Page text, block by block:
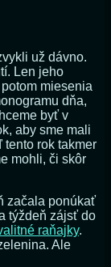
už dávno.
Len jeho
miesenia
dňa,
byť v
aby sme mali
rok takmer
mohli, či skôr
začala ponúkať
týždeň zájsť do
raňajky.
Ale